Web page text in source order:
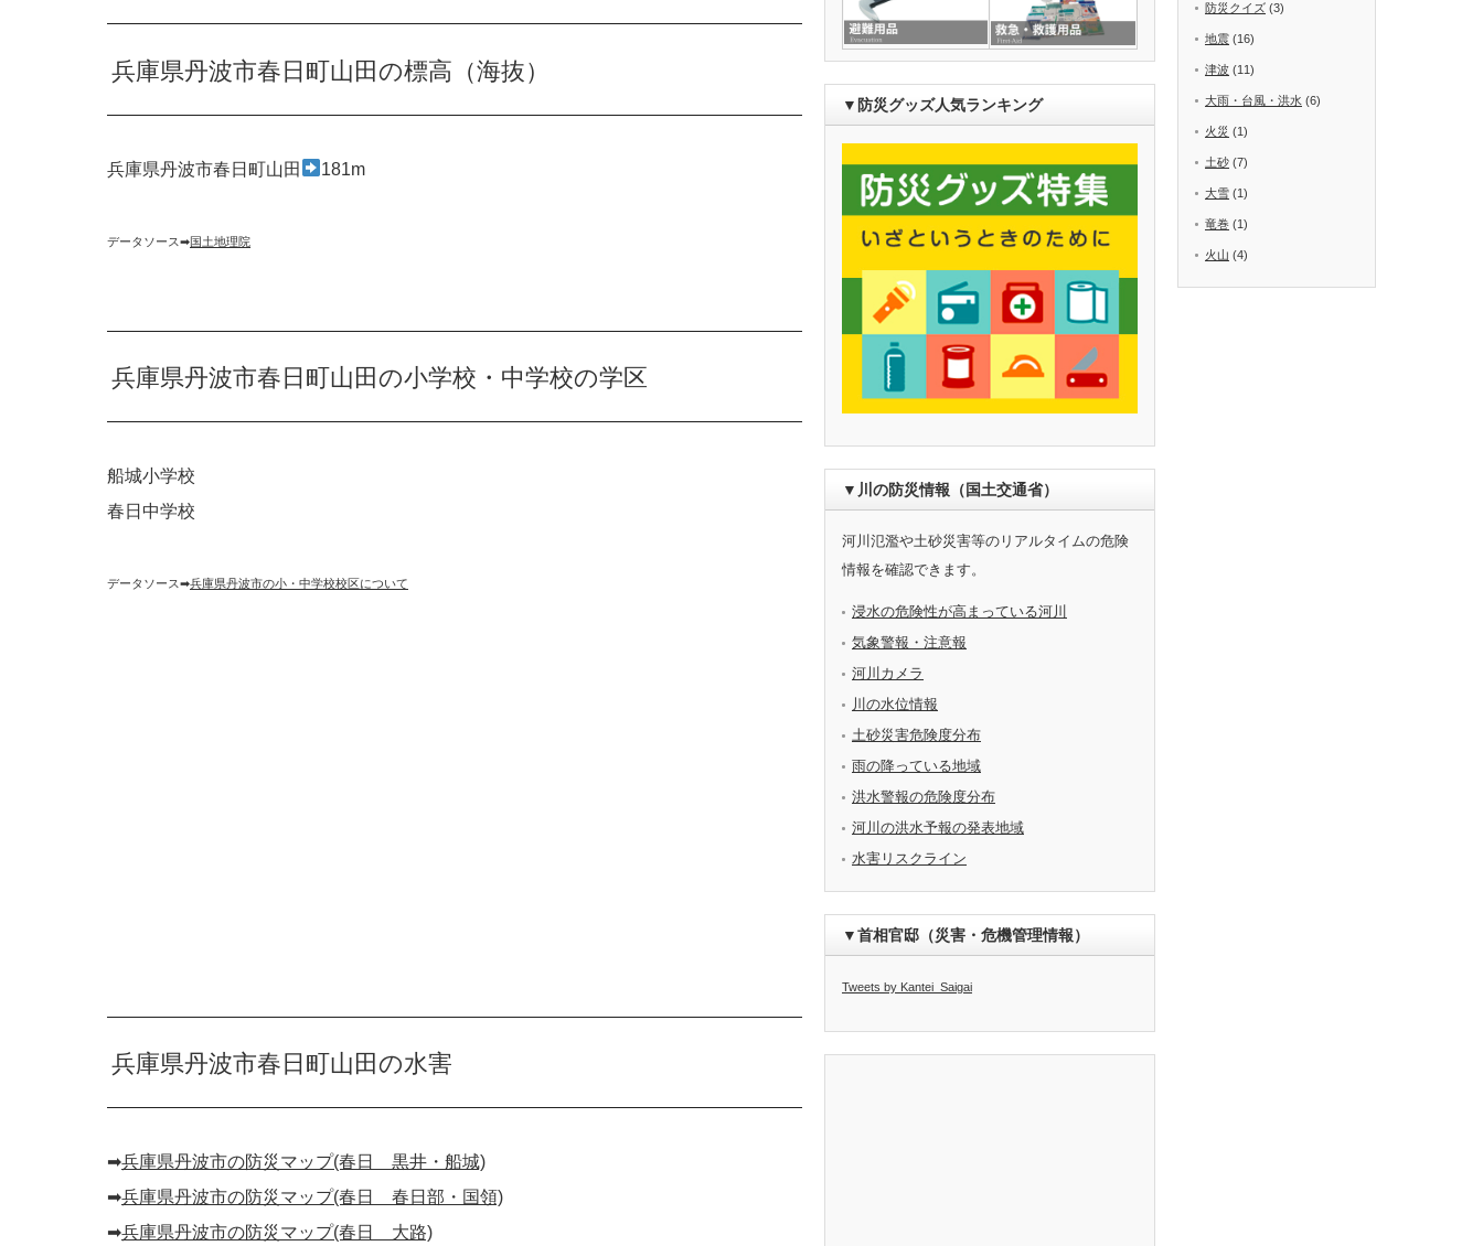
兵庫県丹波市春日町山田の標高（海抜）
兵庫県丹波市春日町山田 181m
データソース➡︎国土地理院
兵庫県丹波市春日町山田の小学校・中学校の学区
船城小学校
春日中学校
データソース➡︎兵庫県丹波市の小・中学校校区について
兵庫県丹波市春日町山田の水害
➡︎兵庫県丹波市の防災マップ(春日 黒井・船城)
➡︎兵庫県丹波市の防災マップ(春日 春日部・国領)
➡︎兵庫県丹波市の防災マップ(春日 大路)
▼防災グッズ人気ランキング
▼川の防災情報（国土交通省）
河川氾濫や土砂災害等のリアルタイムの危険
情報を確認できます。
浸水の危険性が高まっている河川
気象警報・注意報
河川カメラ
川の水位情報
土砂災害危険度分布
雨の降っている地域
洪水警報の危険度分布
河川の洪水予報の発表地域
水害リスクライン
▼首相官邸（災害・危機管理情報）
Tweets by Kantei_Saigai
防災クイズ (3)
地震 (16)
津波 (11)
大雨・台風・洪水 (6)
火災 (1)
土砂 (7)
大雪 (1)
竜巻 (1)
火山 (4)